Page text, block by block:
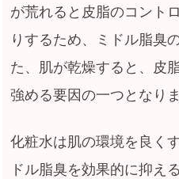
が荒れると皮脂のコント
りするため、ミドル脂臭
た、肌が乾燥すると、皮
強める要因の一つとなりま
化粧水は肌の環境を良く
ドル脂臭を効果的に抑え